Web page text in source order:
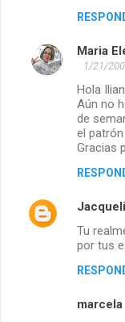
s
Maria
1/21/
Hola
Aún no
de
el
Gracias
Tu
por tus
marcela